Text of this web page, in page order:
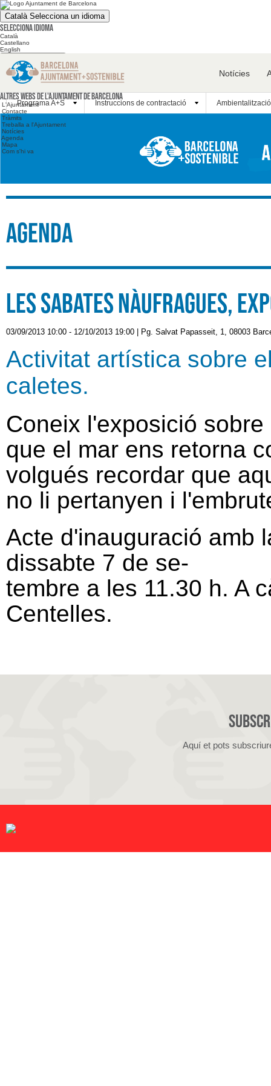
Català Selecciona un idioma
Selecciona idioma
Català
Castellano
English
Cerca en el web
Cerca en el web
Altres webs
Altres webs de l'Ajuntament de Barcelona
L'Ajuntament
Contacte
Tràmits
Treballa a l'Ajuntament
Notícies
Agenda
Mapa
Com s'hi va
Notícies
Programa A+S Instruccions de contractació
Agenda
Les sabates nàufragues,
03/09/2013 10:00 - 12/10/2013 19:00 Pg. Salvat Papasseit, 1, 08003
Activitat artística sobre
caletes.
Coneix l'exposició
que el mar ens retorna
volgués recordar que
no li pertanyen i
Acte d'inauguració amb
dissabte 7 de se-
tembre a les 11.30 h. A
Centelles.
Aquí et pots